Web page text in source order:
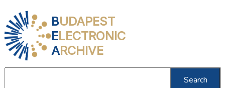
BUDAPEST
ELECTRONIC
ARCHIVE
Search